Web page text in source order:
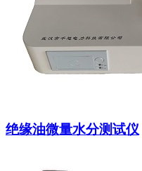
绝缘油微量水分测试仪